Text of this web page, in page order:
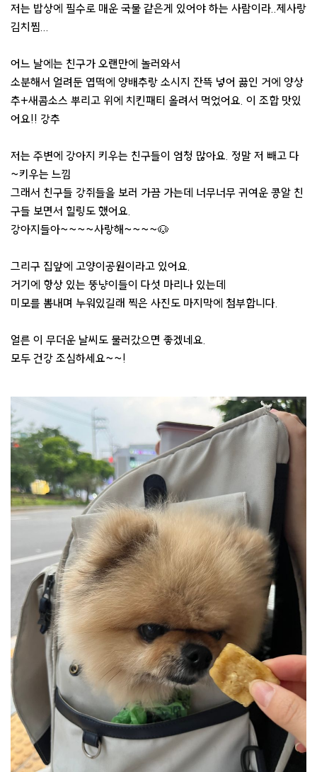
저는 밥상에 필수로 매운 국물 같은게 있어야 하는 사람이라..제사랑
김치찜...
어느 날에는 친구가 오랜만에 놀러와서
소분해서 얼려둔 엽떡에 양배추랑 소시지 잔뜩 넣어 끓인 거에 양상
추+새콤소스 뿌리고 위에 치킨패티 올려서 먹었어요. 이 조합 맛있
어요!! 강추
저는 주변에 강아지 키우는 친구들이 엄청 많아요. 정말 저 빼고 다
~키우는 느낌
그래서 친구들 강쥐들을 보러 가끔 가는데 너무너무 귀여운 콩알 친
구들 보면서 힐링도 했어요.
강아지들아~~~~사랑해~~~~🐶
그리구 집앞에 고양이공원이라고 있어요.
거기에 항상 있는 뚱냥이들이 다섯 마리나 있는데
미모를 뽐내며 누워있길래 찍은 사진도 마지막에 첨부합니다.
얼른 이 무더운 날씨도 물러갔으면 좋겠네요.
모두 건강 조심하세요~~!